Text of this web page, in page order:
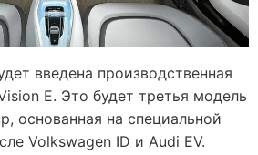
введена производственная
E. Это будет третья модель
основанная на специальной
Volkswagen ID и Audi EV.